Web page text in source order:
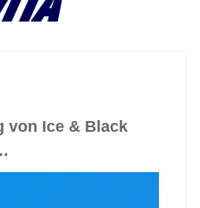
von Ice & Black